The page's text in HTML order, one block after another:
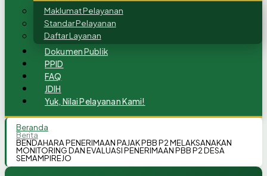
Maklumat Pelayanan
Standar Pelayanan
Daftar Layanan
Dokumen Publik
PPID
FAQ
JDIH
Yuk, Nilai Pelayanan Kami!
Beranda
Berita
BENDAHARA PENERIMAAN PAJAK PBB P2 MELAKSANAKAN
MONITORING DAN EVALUASI PENERIMAAN PBB P2 DESA
SEMAMPIREJO